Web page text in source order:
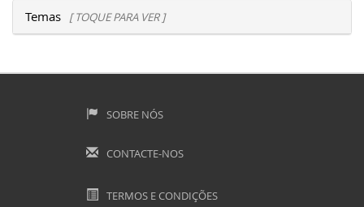
Temas [ TOQUE PARA VER ]
SOBRE NÓS
CONTACTE-NOS
TERMOS E CONDIÇÕES